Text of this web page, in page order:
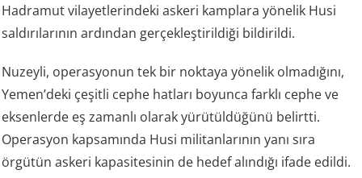
Hadramut vilayetlerindeki askeri kamplara yönelik Husi
saldırılarının ardından gerçekleştirildiği bildirildi.
Nuzeyli, operasyonun tek bir noktaya yönelik olmadığını,
Yemen’deki çeşitli cephe hatları boyunca farklı cephe ve
eksenlerde eş zamanlı olarak yürütüldüğünü belirtti.
Operasyon kapsamında Husi militanlarının yanı sıra
örgütün askeri kapasitesinin de hedef alındığı ifade edildi.